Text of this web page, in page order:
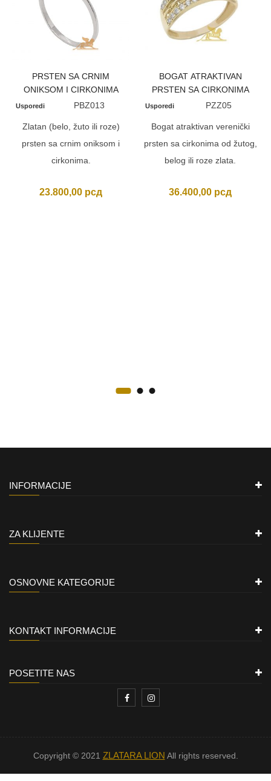
PRSTEN SA CRNIM
ONIKSOM I CIRKONIMA
Usporedi PBZ013
Zlatan (belo, žuto ili roze)
prsten sa crnim oniksom i
cirkonima.
23.800,00 рсд
BOGAT ATRAKTIVAN
PRSTEN SA CIRKONIMA
Usporedi PZZ05
Bogat atraktivan verenički
prsten sa cirkonima od žutog,
belog ili roze zlata.
36.400,00 рсд
INFORMACIJE
ZA KLIJENTE
OSNOVNE KATEGORIJE
KONTAKT INFORMACIJE
POSETITE NAS
Copyright © 2021 ZLATARA LION All rights reserved.